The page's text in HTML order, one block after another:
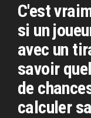
C'est
si un
avec un
savoir
de
calculer